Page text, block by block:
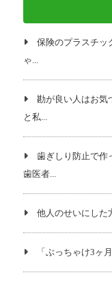
保険のプラスチッ
ゃ...
勘が良い人はお気
と私...
歯ぎしり防止で
歯医者...
他人のせいにした
「ぶっちゃけ3ヶ